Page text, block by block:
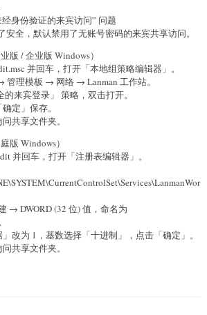
身份验证的来宾访问” 问题
安全，默认禁用了无账号密码的来宾共享访问。
版 / 企业版 Windows）
并回车，打开「本地组策略编辑器」。
理模板 → 网络 → Lanman 工作站。
来宾登录」 策略，双击打开。
定」保存。
共享文件夹。
版 Windows）
并回车，打开「注册表编辑器」。
→ DWORD (32 位) 值，命名为
改为 1，基数选择「十进制」，点击「确定」。
共享文件夹。